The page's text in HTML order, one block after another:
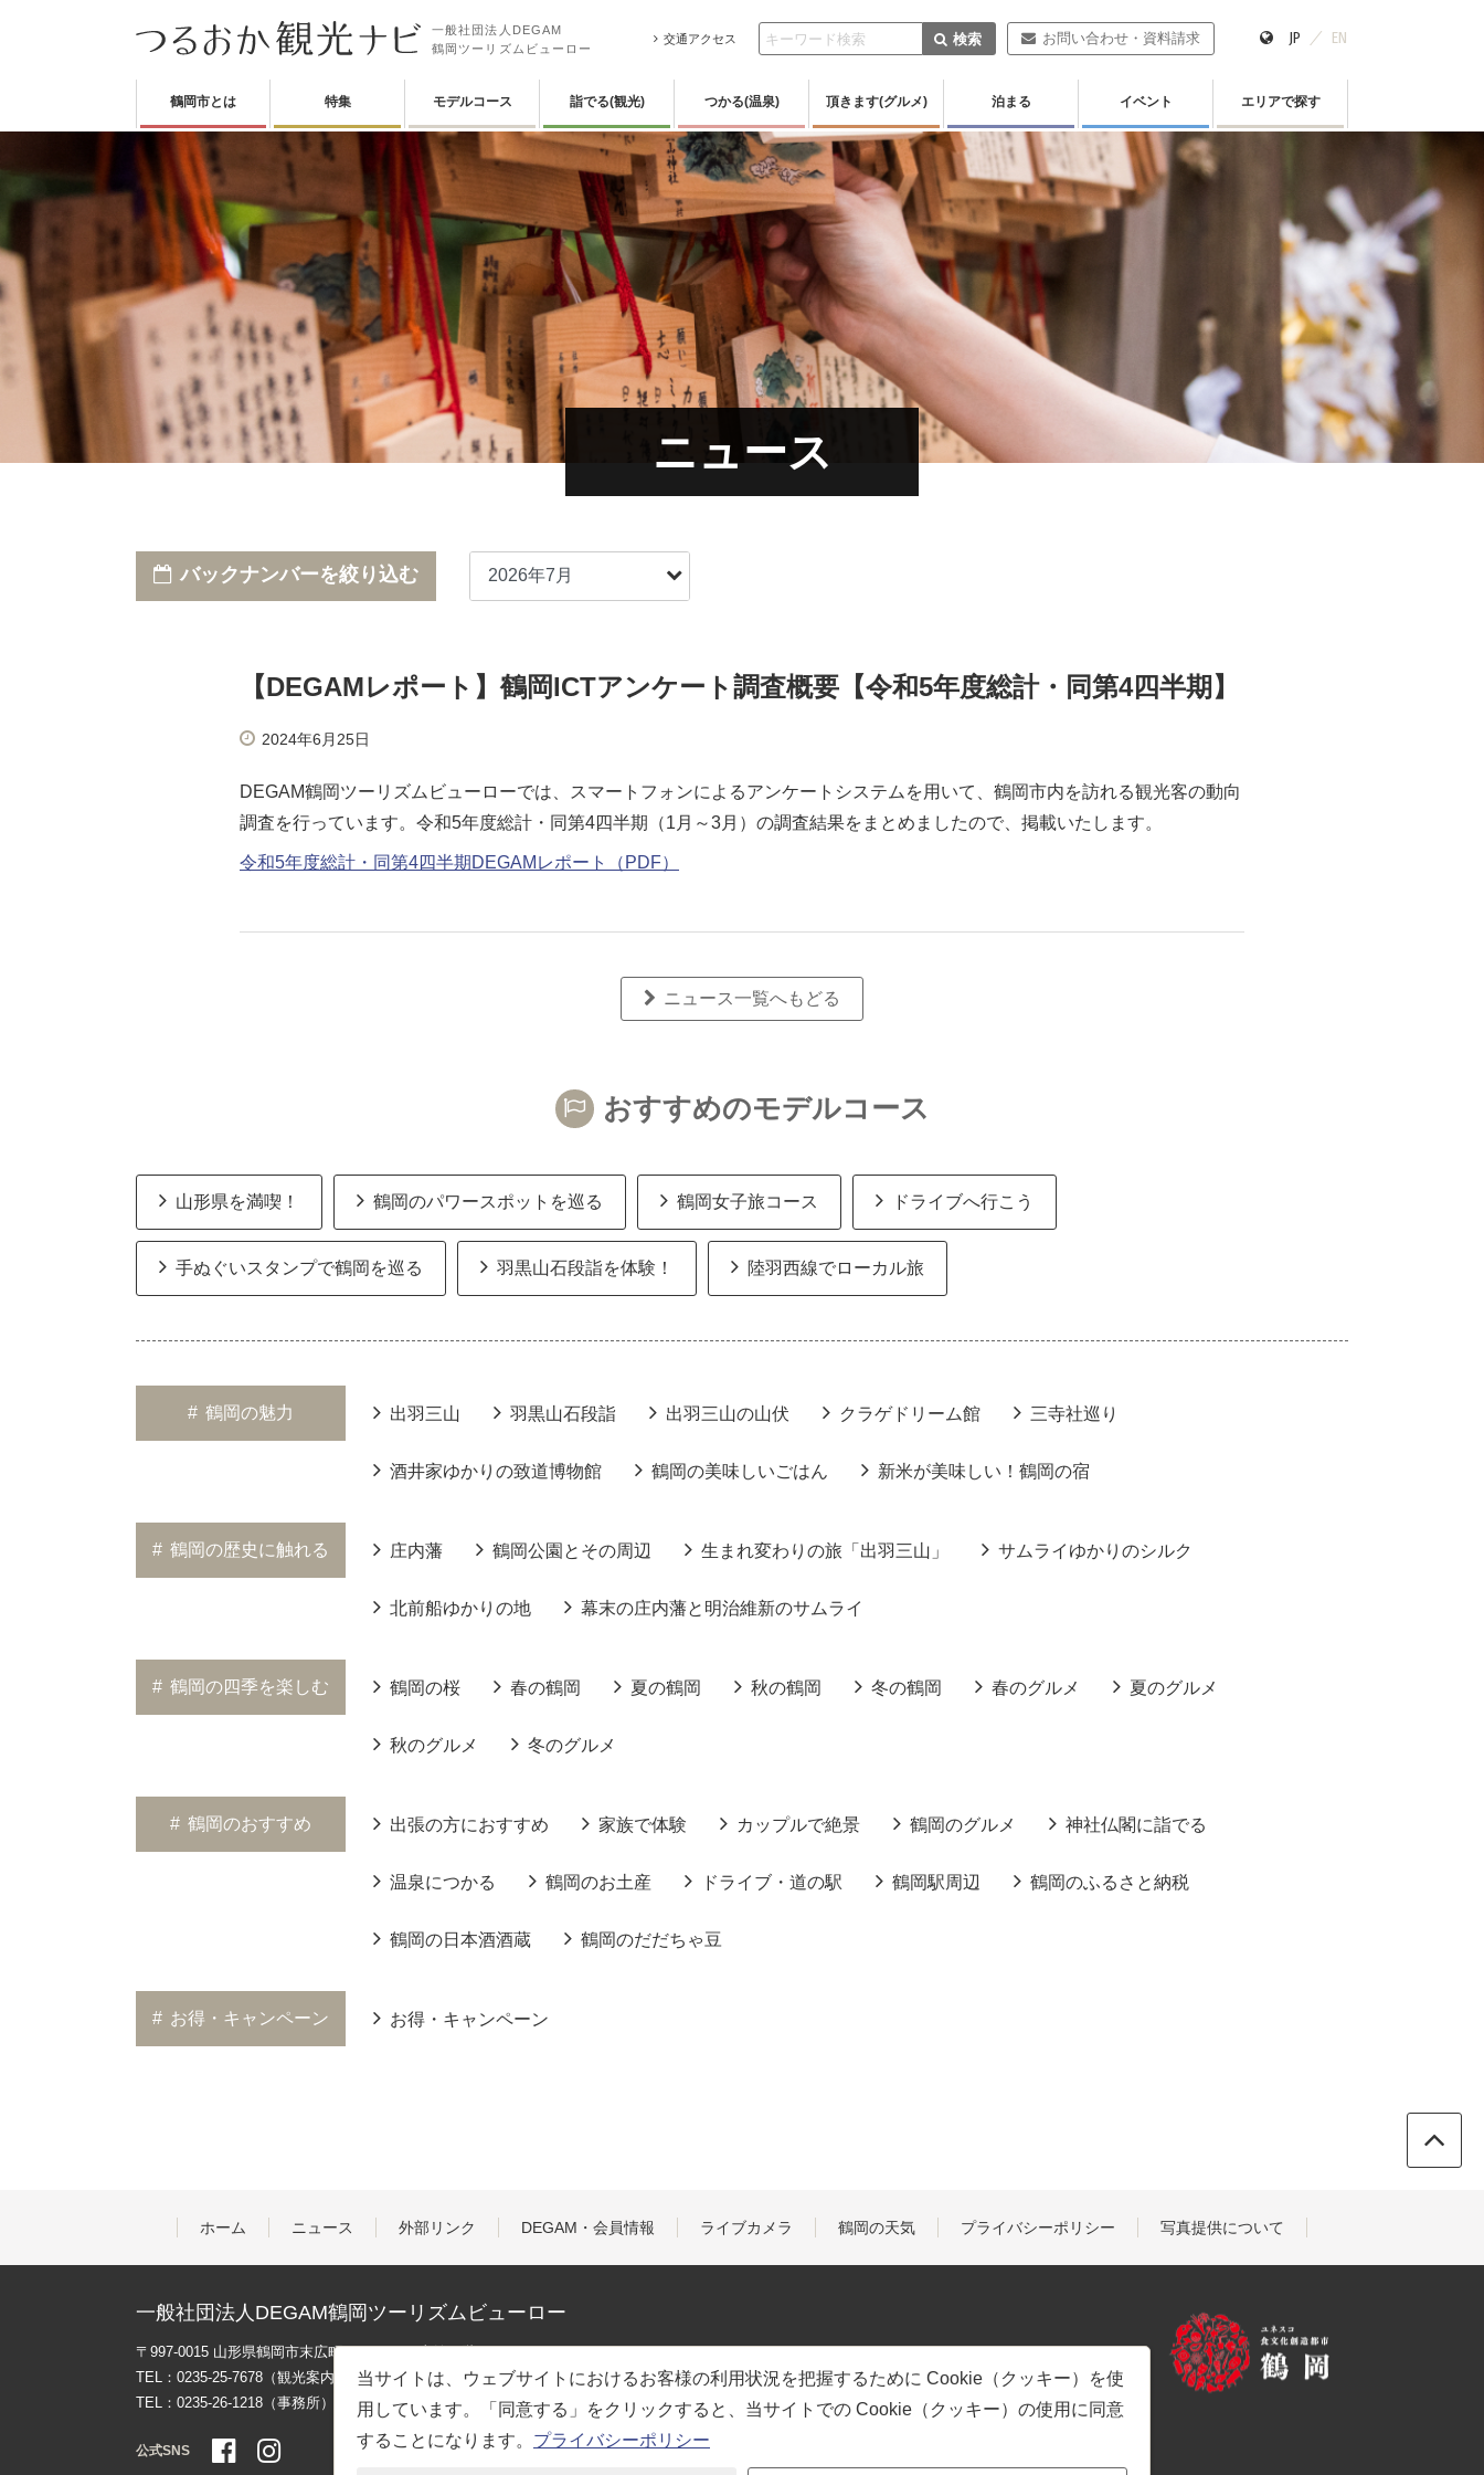
一般社団法人DEGAM
鶴岡ツーリズムビューロー
交通アクセス 検索 お問い合わせ・資料請求 JP EN
鶴岡市とは 特集 モデルコース 詣でる(観光) つかる(温泉) 頂きます(グルメ) 泊まる イベント エリアで探す
ニュース
バックナンバーを絞り込む
【DEGAMレポート】鶴岡ICTアンケート調査概要【令和5年度総計・同第4四半期】
2024年6月25日
DEGAM鶴岡ツーリズムビューローでは、スマートフォンによるアンケートシステムを用いて、鶴岡市内を訪れる観光客の動向
調査を行っています。令和5年度総計・同第4四半期（1月～3月）の調査結果をまとめましたので、掲載いたします。
令和5年度総計・同第4四半期DEGAMレポート（PDF）
ニュース一覧へもどる
おすすめのモデルコース
山形県を満喫！ 鶴岡のパワースポットを巡る 鶴岡女子旅コース ドライブへ行こう
手ぬぐいスタンプで鶴岡を巡る 羽黒山石段詣を体験！ 陸羽西線でローカル旅
# 鶴岡の魅力 出羽三山 羽黒山石段詣 出羽三山の山伏 クラゲドリーム館 三寺社巡り
酒井家ゆかりの致道博物館 鶴岡の美味しいごはん 新米が美味しい！鶴岡の宿
# 鶴岡の歴史に触れる 庄内藩 鶴岡公園とその周辺 生まれ変わりの旅「出羽三山」 サムライゆかりのシルク
北前船ゆかりの地 幕末の庄内藩と明治維新のサムライ
# 鶴岡の四季を楽しむ 鶴岡の桜 春の鶴岡 夏の鶴岡 秋の鶴岡 冬の鶴岡 春のグルメ 夏のグルメ
秋のグルメ 冬のグルメ
# 鶴岡のおすすめ 出張の方におすすめ 家族で体験 カップルで絶景 鶴岡のグルメ 神社仏閣に詣でる
温泉につかる 鶴岡のお土産 ドライブ・道の駅 鶴岡駅周辺 鶴岡のふるさと納税
鶴岡の日本酒酒蔵 鶴岡のだだちゃ豆
# お得・キャンペーン お得・キャンペーン
ホーム ニュース 外部リンク DEGAM・会員情報 ライブカメラ 鶴岡の天気 プライバシーポリシー 写真提供について
一般社団法人DEGAM鶴岡ツーリズムビューロー
〒997-0015 山形県鶴岡市末広町３-１マリカ東館２階
TEL：0235-25-7678（観光案内）
TEL：0235-26-1218（事務所）
公式SNS
当サイトは、ウェブサイトにおけるお客様の利用状況を把握するために Cookie（クッキー）を使
用しています。「同意する」をクリックすると、当サイトでの Cookie（クッキー）の使用に同意
することになります。 プライバシーポリシー